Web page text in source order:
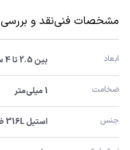
مشخصات فنینقد و بررسی
ابعاد بین 2.5 تا 4 سانتی‌متر
ضخامت 1 میلی‌متر
جنس استیل 316L ضدحساسیت